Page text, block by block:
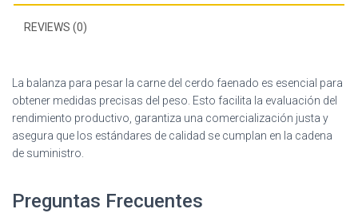
REVIEWS (0)
La balanza para pesar la carne del cerdo faenado es esencial para
obtener medidas precisas del peso. Esto facilita la evaluación del
rendimiento productivo, garantiza una comercialización justa y
asegura que los estándares de calidad se cumplan en la cadena
de suministro.
Preguntas Frecuentes